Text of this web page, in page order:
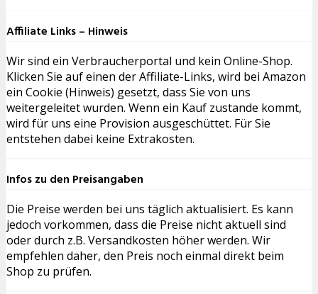
Affiliate Links – Hinweis
Wir sind ein Verbraucherportal und kein Online-Shop.
Klicken Sie auf einen der Affiliate-Links, wird bei Amazon
ein Cookie (Hinweis) gesetzt, dass Sie von uns
weitergeleitet wurden. Wenn ein Kauf zustande kommt,
wird für uns eine Provision ausgeschüttet. Für Sie
entstehen dabei keine Extrakosten.
Infos zu den Preisangaben
Die Preise werden bei uns täglich aktualisiert. Es kann
jedoch vorkommen, dass die Preise nicht aktuell sind
oder durch z.B. Versandkosten höher werden. Wir
empfehlen daher, den Preis noch einmal direkt beim
Shop zu prüfen.